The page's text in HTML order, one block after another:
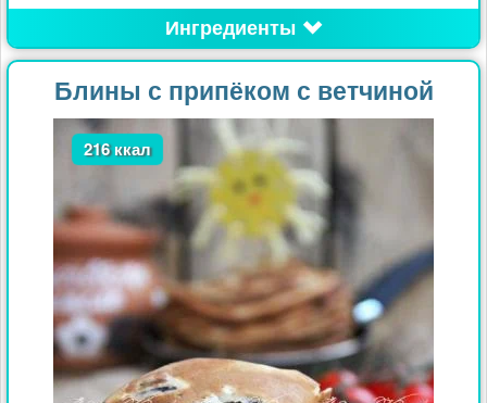
Ингредиенты
Блины с припёком с ветчиной
216 ккал